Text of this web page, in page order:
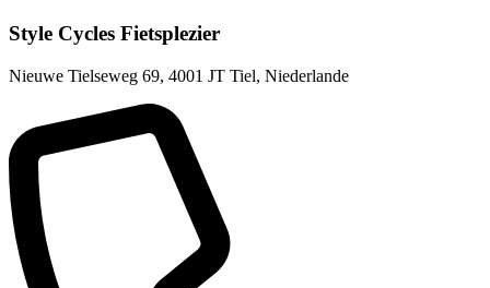
Style Cycles Fietsplezier
Nieuwe Tielseweg 69, 4001 JT Tiel, Niederlande